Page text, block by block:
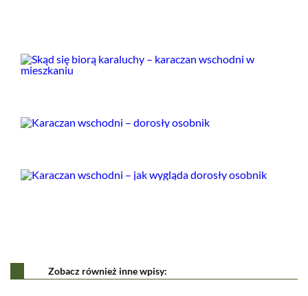
Zobacz również inne wpisy: